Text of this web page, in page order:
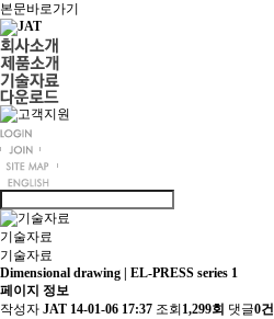
본문바로가기
기술자료
기술자료
Dimensional drawing | EL-PRESS series 1
페이지 정보
작성자 JAT 14-01-06 17:37 조회 1,299회 댓글0건